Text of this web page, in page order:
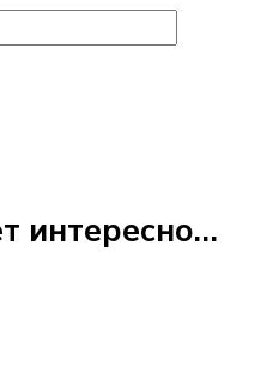
интересно…